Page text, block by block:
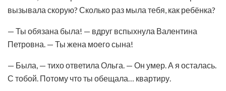
вызывала скорую? Сколько раз мыла тебя, как ребёнка?
— Ты обязана была! — вдруг вспыхнула Валентина
Петровна. — Ты жена моего сына!
— Была, — тихо ответила Ольга. — Он умер. А я осталась.
С тобой. Потому что ты обещала… квартиру.